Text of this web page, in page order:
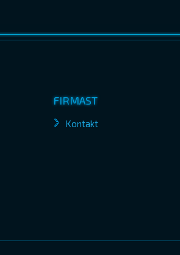
FIRMAST
Kontakt